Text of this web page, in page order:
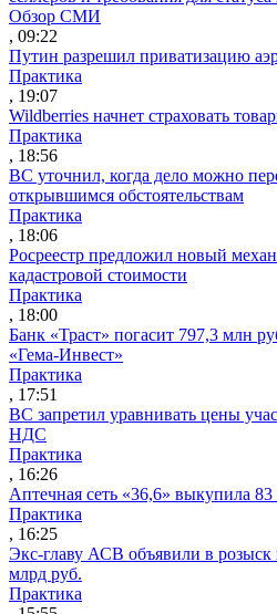
Обзор СМИ
, 09:22
Путин разрешил приватизацию
Практика
, 19:07
Wildberries начнет страховать
Практика
, 18:56
ВС уточнил, когда дело можно
открывшимся обстоятельствам
Практика
, 18:06
Росреестр предложил новый
кадастровой стоимости
Практика
, 18:00
Банк «Траст» погасит 797,3 млн
«Гема-Инвест»
Практика
, 17:51
ВС запретил уравнивать цены
НДС
Практика
, 16:26
Аптечная сеть «36,6» выкупила
Практика
, 16:25
Экс-главу АСВ объявили в
млрд руб.
Практика